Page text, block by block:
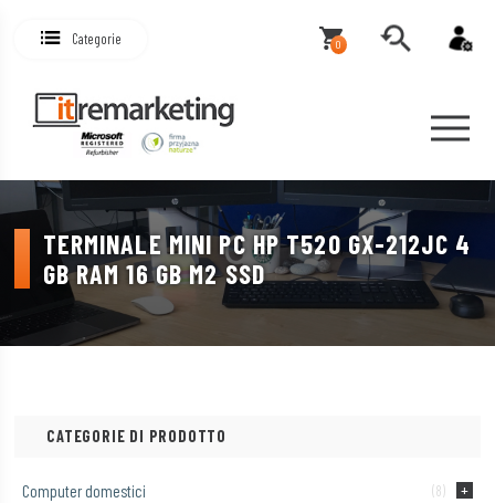
Categorie 0
TERMINALE MINI PC HP T520 GX-212JC 4
GB RAM 16 GB M2 SSD
CATEGORIE DI PRODOTTO
Computer domestici (8)